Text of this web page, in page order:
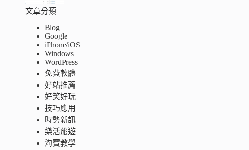
文章分類
Blog
Google
iPhone/iOS
Windows
WordPress
免費軟體
好站推薦
好笑好玩
技巧應用
時勢新訊
樂活旅遊
淘寶教學